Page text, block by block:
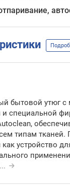
бытовой утюг
и специальной
типам тканей.
устройство
...